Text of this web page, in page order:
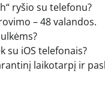
ryšio su telefonu?
– 48 valandos.
su iOS telefonais?
laikotarpį ir